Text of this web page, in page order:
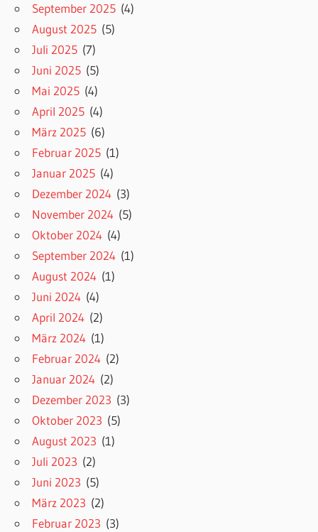
September 2025 (4)
August 2025 (5)
Juli 2025 (7)
Juni 2025 (5)
Mai 2025 (4)
April 2025 (4)
März 2025 (6)
Februar 2025 (1)
Januar 2025 (4)
Dezember 2024 (3)
November 2024 (5)
Oktober 2024 (4)
September 2024 (1)
August 2024 (1)
Juni 2024 (4)
April 2024 (2)
März 2024 (1)
Februar 2024 (2)
Januar 2024 (2)
Dezember 2023 (3)
Oktober 2023 (5)
August 2023 (1)
Juli 2023 (2)
Juni 2023 (5)
März 2023 (2)
Februar 2023 (3)